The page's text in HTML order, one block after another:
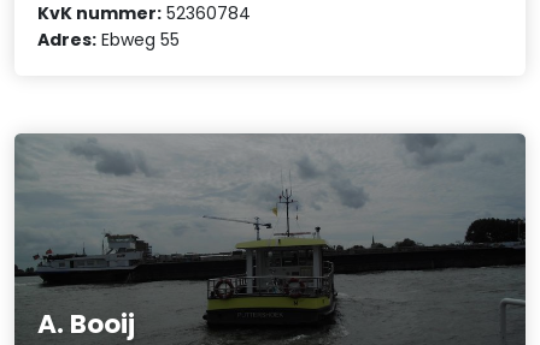
KvK nummer: 52360784
Adres: Ebweg 55
A. Booij